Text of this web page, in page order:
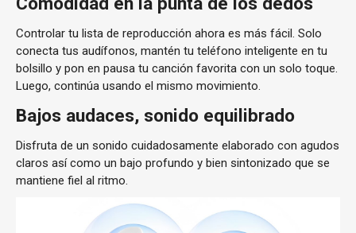
Controlar tu lista de reproducción ahora es más fácil. Solo
conecta tus audífonos, mantén tu teléfono inteligente en tu
bolsillo y pon en pausa tu canción favorita con un solo toque.
Luego, continúa usando el mismo movimiento.
Bajos audaces, sonido equilibrado
Disfruta de un sonido cuidadosamente elaborado con agudos
claros así como un bajo profundo y bien sintonizado que se
mantiene fiel al ritmo.